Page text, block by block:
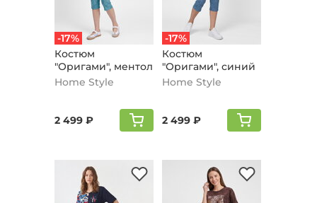
-17%
Костюм
"Оригами", ментол
Home Style
2 499 ₽
-17%
Костюм
"Оригами", синий
Home Style
2 499 ₽